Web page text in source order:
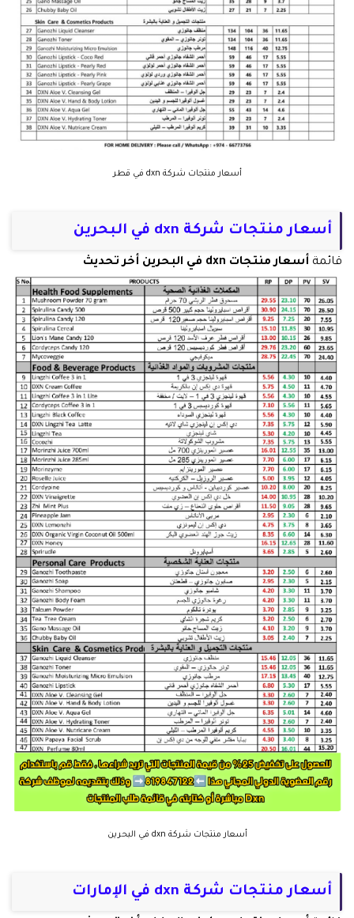
أسعار منتجات شركة dxn في قطر
أسعار منتجات شركة dxn في البحرين
قائمة أسعار منتجات dxn في البحرين أخر تحديث
أسعار منتجات شركة dxn في البحرين
أسعار منتجات شركة dxn في الإمارات